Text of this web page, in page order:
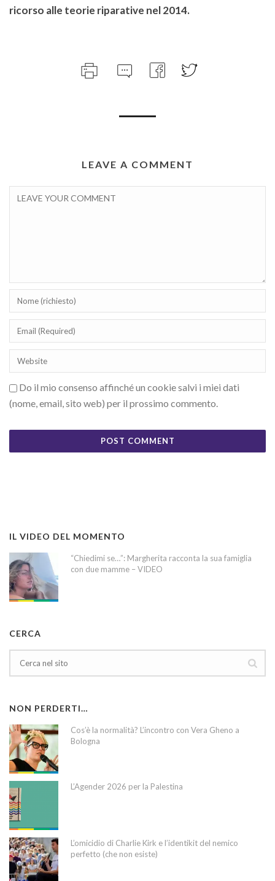
ricorso alle teorie riparative nel 2014.
LEAVE A COMMENT
Do il mio consenso affinché un cookie salvi i miei dati
(nome, email, sito web) per il prossimo commento.
IL VIDEO DEL MOMENTO
“Chiedimi se…”: Margherita racconta la sua famiglia
con due mamme – VIDEO
CERCA
NON PERDERTI…
Cos’è la normalità? L’incontro con Vera Gheno a
Bologna
L’Agender 2026 per la Palestina
L’omicidio di Charlie Kirk e l’identikit del nemico
perfetto (che non esiste)